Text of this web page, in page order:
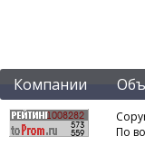
Компании
По